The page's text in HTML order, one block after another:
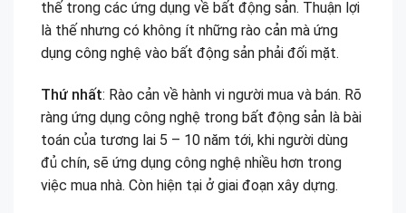
thế trong các ứng dụng về bất động sản. Thuận lợi
là thế nhưng có không ít những rào cản mà ứng
dụng công nghệ vào bất động sản phải đối mặt.
Thứ nhất: Rào cản về hành vi người mua và bán. Rõ
ràng ứng dụng công nghệ trong bất động sản là bài
toán của tương lai 5 – 10 năm tới, khi người dùng
đủ chín, sẽ ứng dụng công nghệ nhiều hơn trong
việc mua nhà. Còn hiện tại ở giai đoạn xây dựng.